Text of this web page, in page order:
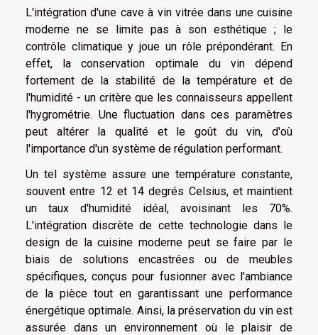
L'intégration d'une cave à vin vitrée dans une cuisine
moderne ne se limite pas à son esthétique ; le
contrôle climatique y joue un rôle prépondérant. En
effet, la conservation optimale du vin dépend
fortement de la stabilité de la température et de
l'humidité - un critère que les connaisseurs appellent
l'hygrométrie. Une fluctuation dans ces paramètres
peut altérer la qualité et le goût du vin, d'où
l'importance d'un système de régulation performant.
Un tel système assure une température constante,
souvent entre 12 et 14 degrés Celsius, et maintient
un taux d'humidité idéal, avoisinant les 70%.
L'intégration discrète de cette technologie dans le
design de la cuisine moderne peut se faire par le
biais de solutions encastrées ou de meubles
spécifiques, conçus pour fusionner avec l'ambiance
de la pièce tout en garantissant une performance
énergétique optimale. Ainsi, la préservation du vin est
assurée dans un environnement où le plaisir de